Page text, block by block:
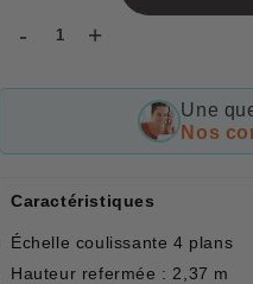
- +
Une
Nos
Caractéristiques
Échelle coulissante 4 plans
Hauteur refermée : 2,37 m